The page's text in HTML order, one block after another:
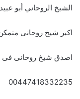
الشيخ الروحاني أبو
اكبر شيخ روحانى
اصدق شيخ روحانى فى
00447418332235